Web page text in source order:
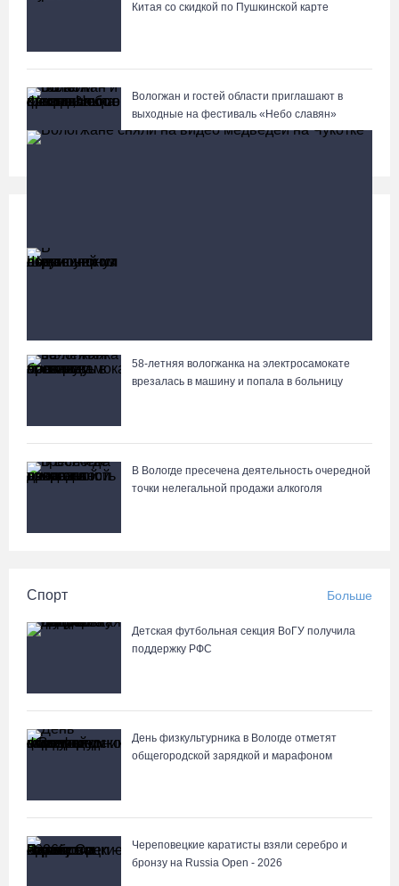
Вологжане сняли на видео медведей на Чукотке
Китая со скидкой по Пушкинской карте
Вологжан и гостей области приглашают в
выходные на фестиваль «Небо славян»
58-летняя вологжанка на электросамокате
врезалась в машину и попала в больницу
В Вологде пресечена деятельность очередной
точки нелегальной продажи алкоголя
Спорт Больше
Детская футбольная секция ВоГУ получила
поддержку РФС
День физкультурника в Вологде отметят
общегородской зарядкой и марафоном
Череповецкие каратисты взяли серебро и
бронзу на Russia Open - 2026